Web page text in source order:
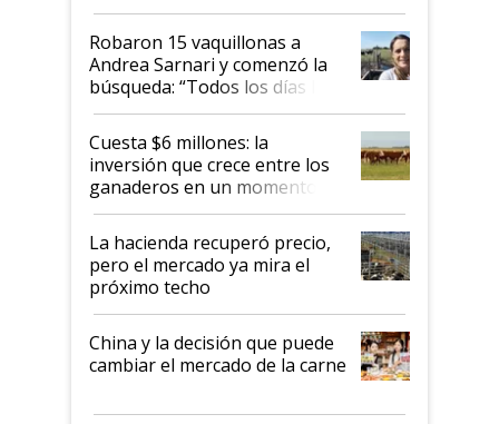
Robaron 15 vaquillonas a
Andrea Sarnari y comenzó la
búsqueda: “Todos los días le
toca a algún productor”
Cuesta $6 millones: la
inversión que crece entre los
ganaderos en un momento
histórico para la actividad
La hacienda recuperó precio,
pero el mercado ya mira el
próximo techo
China y la decisión que puede
cambiar el mercado de la carne